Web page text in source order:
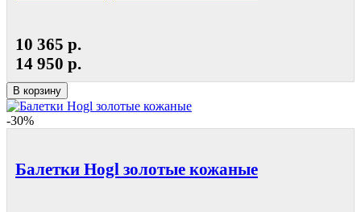
10 365 р.
14 950 р.
В корзину
-30%
Балетки Hogl золотые кожаные